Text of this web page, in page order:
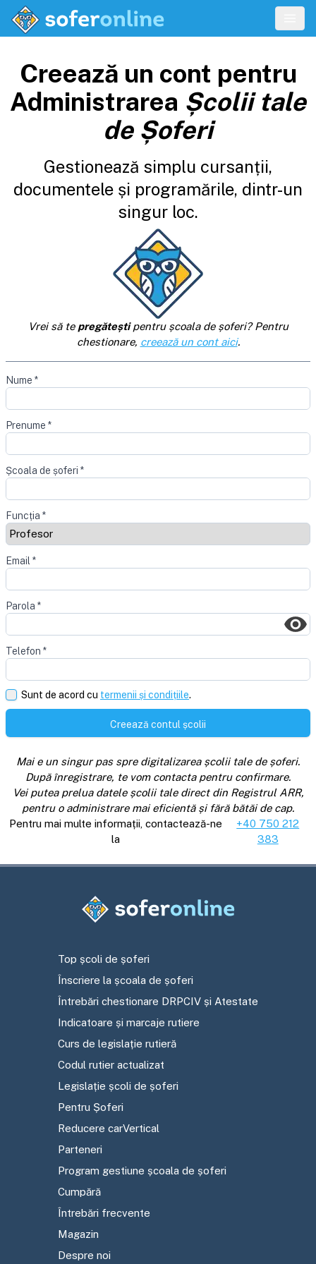
Creează un cont pentru
Administrarea Școlii tale
de Șoferi
Gestionează simplu cursanții,
documentele și programările, dintr-un
singur loc.
Vrei să te pregăteștipentru școala de șoferi? Pentru
chestionare, creează un cont aici.
Nume *
Prenume *
Școala de șoferi *
Funcția *
Email *
Parola *
Telefon *
Sunt de acord cu termenii și condițiile.
Creează contul școlii
Mai e un singur pas spre digitalizarea școlii tale de șoferi.
După înregistrare, te vom contacta pentru confirmare.
Vei putea prelua datele școlii tale direct din Registrul ARR,
pentru o administrare mai eficientă și fără bătăi de cap.
Pentru mai multe informații, contactează-ne
la
+40 750 212
383
Top școli de șoferi
Înscriere la școala de șoferi
Întrebări chestionare DRPCIV și Atestate
Indicatoare și marcaje rutiere
Curs de legislație rutieră
Codul rutier actualizat
Legislație școli de șoferi
Pentru Șoferi
Reducere carVertical
Parteneri
Program gestiune școala de șoferi
Cumpără
Întrebări frecvente
Magazin
Despre noi